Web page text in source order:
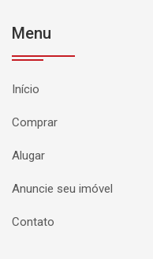
Menu
Início
Comprar
Alugar
Anuncie seu imóvel
Contato